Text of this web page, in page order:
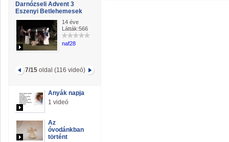
Darnózseli Advent 3
Eszenyi Betlehemesek
14 éve
Látták:566
naf28
7/15 oldal (116 videó)
Anyák napja
1 videó
Az
óvodánkban
történt